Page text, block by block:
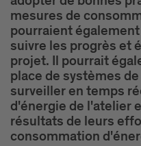
mesures de
pourraient
suivre les progrès et
projet. Il pourrait
place de systèmes
surveiller en temps
d'énergie de l'atelier
résultats de leurs
consommation